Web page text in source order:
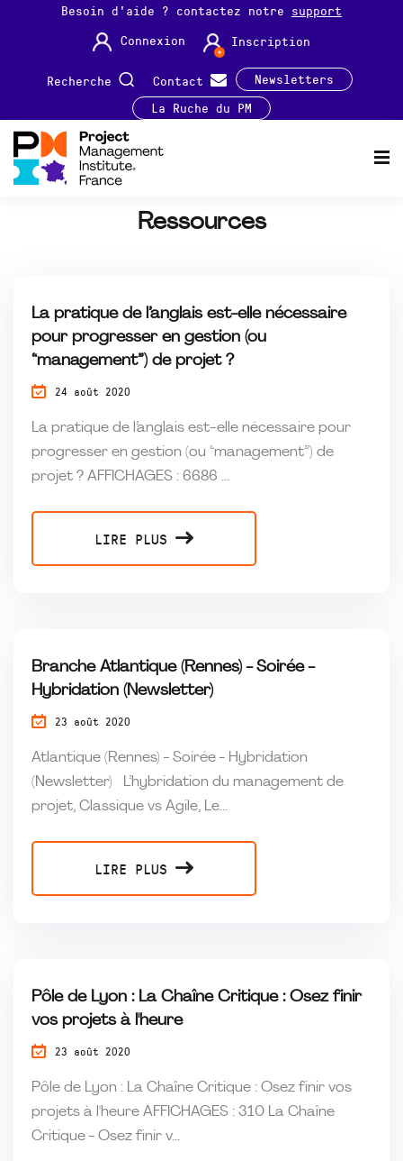
Besoin d'aide ? contactez notre support
Connexion
Inscription
Recherche Contact
Newsletters
La Ruche du PM
Ressources
La pratique de l’anglais est-elle nécessaire
pour progresser en gestion (ou
“management”) de projet ?
24 août 2020
La pratique de l’anglais est-elle nécessaire pour
progresser en gestion (ou “management”) de
projet ? AFFICHAGES : 6686 ...
LIRE PLUS
Branche Atlantique (Rennes) - Soirée -
Hybridation (Newsletter)
23 août 2020
Atlantique (Rennes) - Soirée - Hybridation
(Newsletter) L’hybridation du management de
projet, Classique vs Agile, Le...
LIRE PLUS
Pôle de Lyon : La Chaîne Critique : Osez finir
vos projets à l'heure
23 août 2020
Pôle de Lyon : La Chaîne Critique : Osez finir vos
projets à l'heure AFFICHAGES : 310 La Chaîne
Critique - Osez finir v...